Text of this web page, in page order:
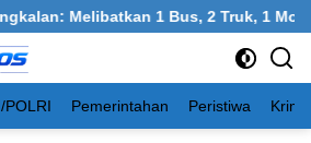
Melibatkan 1 Bus, 2 Truk, 1 Mobil, 1
POLRI Pemerintahan Peristiwa